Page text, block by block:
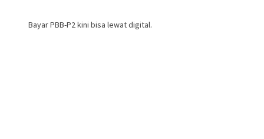
Bayar PBB-P2 kini bisa lewat digital.